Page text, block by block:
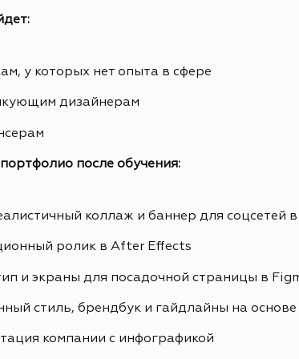
у которых нет опыта в сфере
дизайнерам
после обучения:
коллаж и баннер для соцсетей
ролик в After Effects
и экраны для посадочной страницы в
стиль, брендбук и гайдлайны на
компании с инфографикой